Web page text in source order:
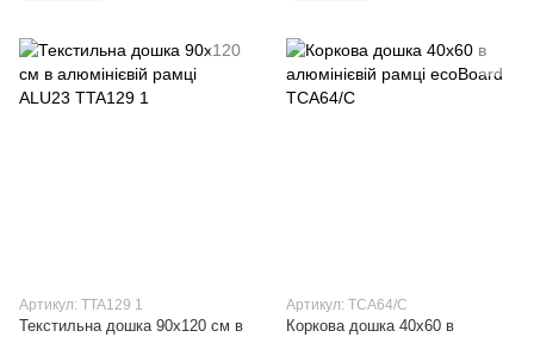
Артикул: TTA129 1
Текстильна дошка 90x120 см в
Артикул: TCA64/C
Коркова дошка 40x60 в